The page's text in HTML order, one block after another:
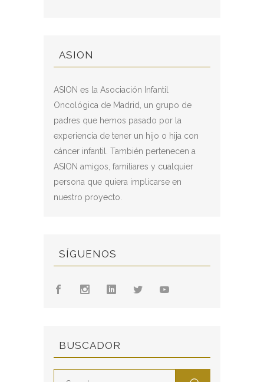
ASION
ASION es la Asociación Infantil
Oncológica de Madrid, un grupo de
padres que hemos pasado por la
experiencia de tener un hijo o hija con
cáncer infantil. También pertenecen a
ASION amigos, familiares y cualquier
persona que quiera implicarse en
nuestro proyecto.
SÍGUENOS
BUSCADOR